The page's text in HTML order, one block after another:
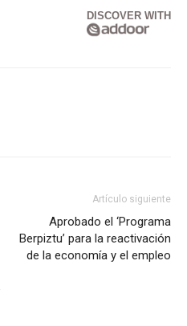
DISCOVER WITH
Artículo siguiente
Aprobado el ‘Programa
Berpiztu’ para la reactivación
de la economía y el empleo